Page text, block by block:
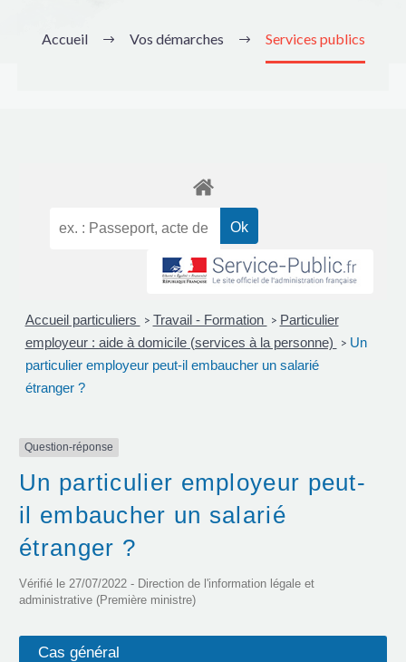
Accueil Vos démarches Services publics
Accueil particuliers > Travail - Formation > Particulier
employeur : aide à domicile (services à la personne)
> Un
particulier employeur peut-il embaucher un salarié
étranger ?
Question-réponse
Un particulier employeur peut-
il embaucher un salarié
étranger ?
Vérifié le 27/07/2022 - Direction de l'information légale et
administrative (Première ministre)
Cas général